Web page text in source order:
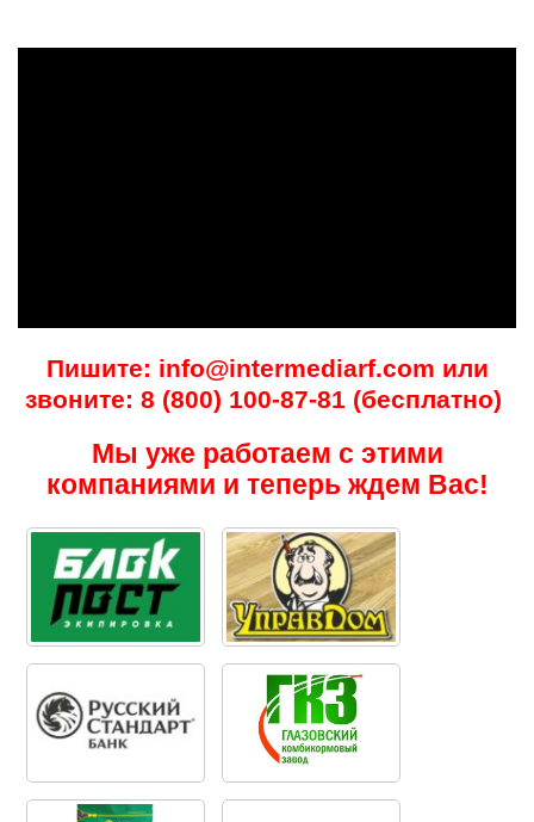
Пишите: info@intermediarf.com или
звоните: 8 (800) 100-87-81 (бесплатно)
Мы уже работаем с этими
компаниями и теперь ждем Вас!